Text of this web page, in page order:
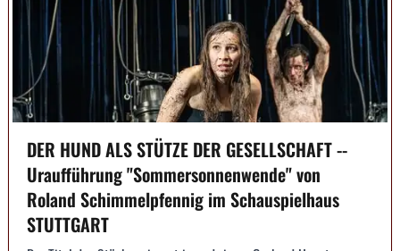
DER HUND ALS STÜTZE DER GESELLSCHAFT --
Uraufführung "Sommersonnenwende" von
Roland Schimmelpfennig im Schauspielhaus
STUTTGART